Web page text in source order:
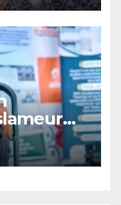
études